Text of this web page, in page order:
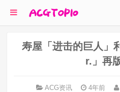
寿屋「进击的巨人」
r.」再
ACG资讯 4年前